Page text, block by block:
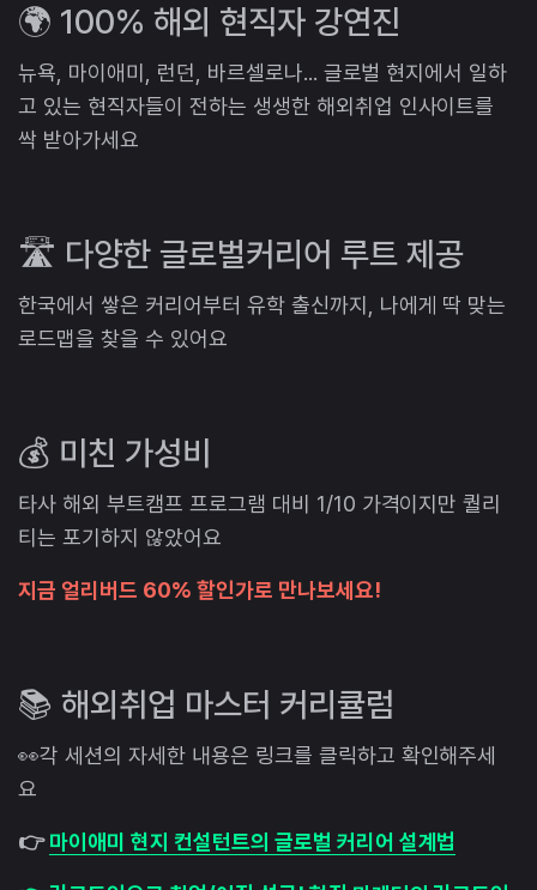
🌍 100% 해외 현직자 강연진
뉴욕, 마이애미, 런던, 바르셀로나... 글로벌 현지에서 일하
고 있는 현직자들이 전하는 생생한 해외취업 인사이트를
싹 받아가세요
🛣️ 다양한 글로벌커리어 루트 제공
한국에서 쌓은 커리어부터 유학 출신까지, 나에게 딱 맞는
로드맵을 찾을 수 있어요
💰 미친 가성비
타사 해외 부트캠프 프로그램 대비 1/10 가격이지만 퀄리
티는 포기하지 않았어요
지금 얼리버드 60% 할인가로 만나보세요!
📚 해외취업 마스터 커리큘럼
👀각 세션의 자세한 내용은 링크를 클릭하고 확인해주세
요
👉마이애미 현지 컨설턴트의 글로벌 커리어 설계법